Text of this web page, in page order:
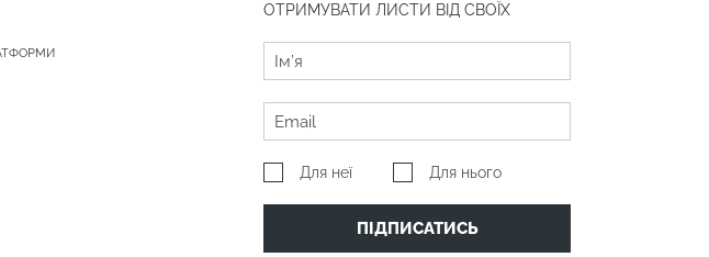
ОТРИМУВАТИ ЛИСТИ ВІД СВОЇХ
Для неї Для нього
ПІДПИСАТИСЬ